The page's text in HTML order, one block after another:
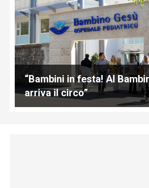
“Bambini in festa! Al
arriva il circo”